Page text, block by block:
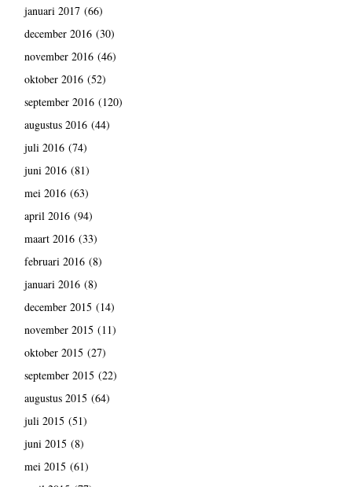
januari 2017(66)
december 2016(30)
november 2016(46)
oktober 2016(52)
september 2016(120)
augustus 2016(44)
juli 2016(74)
juni 2016(81)
mei 2016(63)
april 2016(94)
maart 2016(33)
februari 2016(8)
januari 2016(8)
december 2015 (14)
november 2015 (11)
oktober 2015 (27)
september 2015 (22)
augustus 2015 (64)
juli 2015 (51)
juni 2015 (8)
mei 2015 (61)